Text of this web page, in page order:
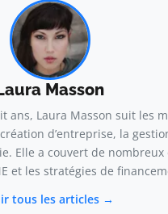
Masson
ans, Laura Masson suit les
d’entreprise, la
Elle a couvert de
et les stratégies de
tous les articles →